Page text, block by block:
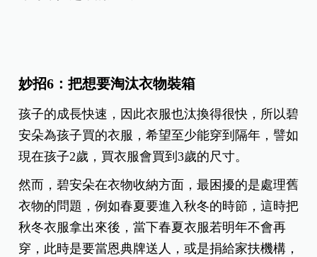
妙招6：把想要淘汰衣物裝箱
孩子的成長快速，因此衣服也汰換得很快，所以碧
安朵為孩子買的衣服，希望至少能穿到隔年，譬如
現在孩子2歲，買衣服會買到3歲的尺寸。
然而，碧安朵在衣物收納方面，最困擾的是處理舊
衣物的問題，例如春夏要進入秋冬的時節，這時把
秋冬衣服拿出來後，當下春夏衣服若明年不會再
穿，此時是要當恩典牌送人，或是捐給家扶機構，